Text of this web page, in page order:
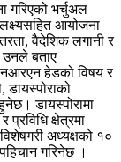
गरिएको भर्चुअल
आयोजना
वैदेशिक लगानी र
उनले बताए
हेडको विषय र
डायस्पोराको
डायस्पोरामा
क्षेत्रमा
अध्यक्षको १०
गरिनेछ ।